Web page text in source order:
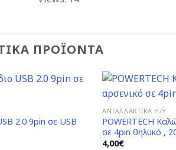
ΠΡΟΪΌΝΤΑ
Add to
2.0 9pin σε USB
ΑΝΤΑΛΛΑΚΤΙΚΆ H/Y
POWERTECH
σε 4pin θηλυκό ,
4,00€